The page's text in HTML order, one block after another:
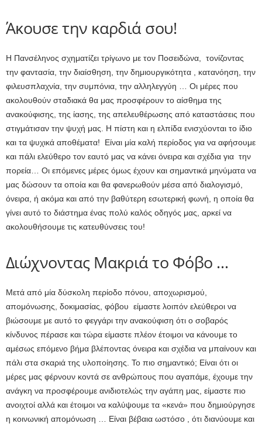
Άκουσε την καρδιά σου!
Η Πανσέληνος σχηματίζει τρίγωνο με τον Ποσειδώνα, τονίζοντας
την φαντασία, την διαίσθηση, την δημιουργικότητα , κατανόηση, την
φιλευσπλαχνία, την συμπόνια, την αλληλεγγύη … Οι μέρες που
ακολουθούν σταδιακά θα μας προσφέρουν το αίσθημα της
ανακούφισης, της ίασης, της απελευθέρωσης από καταστάσεις που
στιγμάτισαν την ψυχή μας. Η πίστη και η ελπίδα ενισχύονται το ίδιο
και τα ψυχικά αποθέματα! Είναι μία καλή περίοδος για να αφήσουμε
και πάλι ελεύθερο τον εαυτό μας να κάνει όνειρα και σχέδια για την
πορεία… Οι επόμενες μέρες όμως έχουν και σημαντικά μηνύματα να
μας δώσουν τα οποία και θα φανερωθούν μέσα από διαλογισμό,
όνειρα, ή ακόμα και από την βαθύτερη εσωτερική φωνή, η οποία θα
γίνει αυτό το διάστημα ένας πολύ καλός οδηγός μας, αρκεί να
ακολουθήσουμε τις κατευθύνσεις του!
Διώχνοντας Μακριά το Φόβο …
Μετά από μία δύσκολη περίοδο πόνου, αποχωρισμού,
απομόνωσης, δοκιμασίας, φόβου είμαστε λοιπόν ελεύθεροι να
βιώσουμε με αυτό το φεγγάρι την ανακούφιση ότι ο σοβαρός
κίνδυνος πέρασε και τώρα είμαστε πλέον έτοιμοι να κάνουμε το
αμέσως επόμενο βήμα βλέποντας όνειρα και σχέδια να μπαίνουν και
πάλι στα σκαριά της υλοποίησης. Το πιο σημαντικό; Είναι ότι οι
μέρες μας φέρνουν κοντά σε ανθρώπους που αγαπάμε, έχουμε την
ανάγκη να προσφέρουμε ανιδιοτελώς την αγάπη μας, είμαστε πιο
ανοιχτοί αλλά και έτοιμοι να καλύψουμε τα «κενά» που δημιούργησε
η κοινωνική απομόνωση … Είναι βέβαια ωστόσο , ότι διανύουμε και